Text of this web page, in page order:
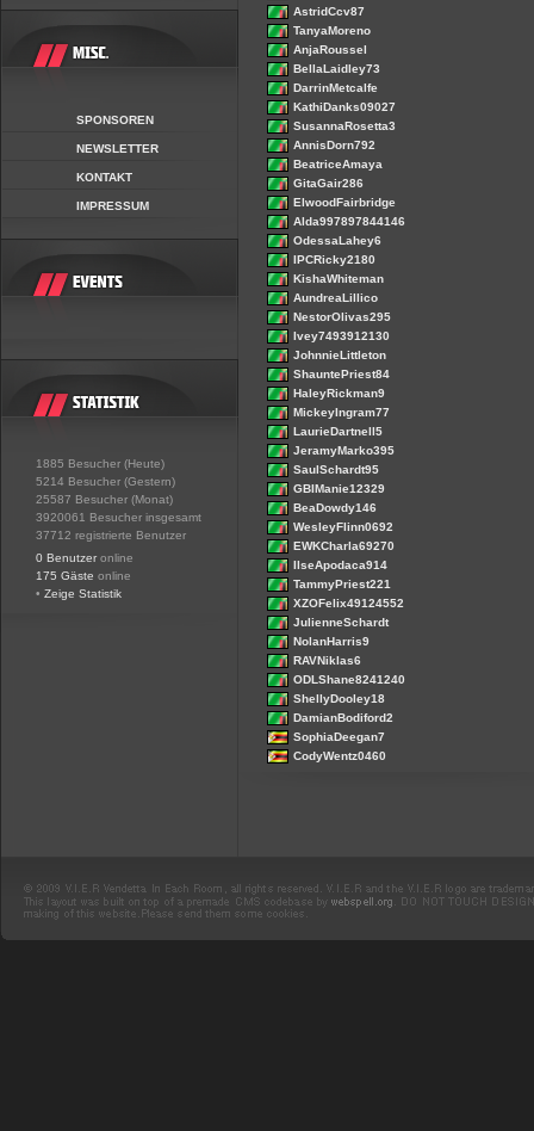
SPONSOREN
NEWSLETTER
KONTAKT
IMPRESSUM
1885 Besucher (Heute)
5214 Besucher (Gestern)
25587 Besucher (Monat)
3920061 Besucher insgesamt
37712 registrierte Benutzer
0 Benutzer online
175 Gäste online
• Zeige Statistik
AstridCcv87
TanyaMoreno
AnjaRoussel
BellaLaidley73
DarrinMetcalfe
KathiDanks09027
SusannaRosetta3
AnnisDorn792
BeatriceAmaya
GitaGair286
ElwoodFairbridge
Alda997897844146
OdessaLahey6
IPCRicky2180
KishaWhiteman
AundreaLillico
NestorOlivas295
Ivey7493912130
JohnnieLittleton
ShauntePriest84
HaleyRickman9
MickeyIngram77
LaurieDartnell5
JeramyMarko395
SaulSchardt95
GBIManie12329
BeaDowdy146
WesleyFlinn0692
EWKCharla69270
IlseApodaca914
TammyPriest221
XZOFelix49124552
JulienneSchardt
NolanHarris9
RAVNiklas6
ODLShane8241240
ShellyDooley18
DamianBodiford2
SophiaDeegan7
CodyWentz0460